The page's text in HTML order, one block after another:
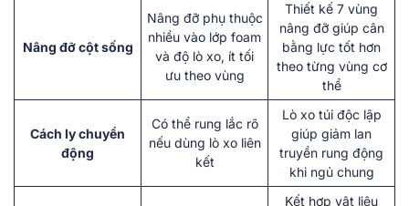
Nâng đỡ cột sống
Nâng đỡ phụ thuộc
nhiều vào lớp foam
và độ lò xo, ít tối
ưu theo vùng
Thiết kế 7 vùng
nâng đỡ giúp cân
bằng lực tốt hơn
theo từng vùng cơ
thể
Cách ly chuyển
động
Có thể rung lắc rõ
nếu dùng lò xo liên
kết
Lò xo túi độc lập
giúp giảm lan
truyền rung động
khi ngủ chung
Kết hợp vật liệu